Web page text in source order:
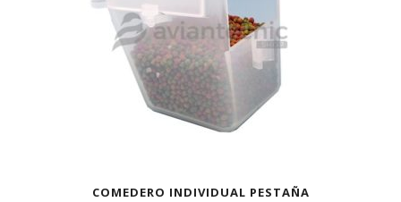
COMEDERO INDIVIDUAL PESTAÑA